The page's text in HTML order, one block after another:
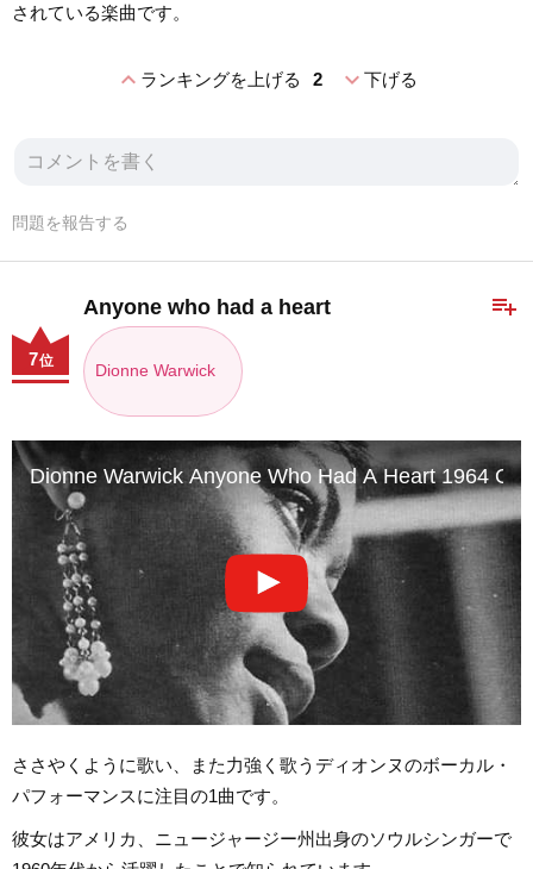
されている楽曲です。
expand_lessランキングを上げる 2 expand_more下げる
問題を報告する
playlist_add
Anyone who had a heart
Dionne Warwick
7位
Dionne Warwick Anyone Who Had A Heart 1964
ささやくように歌い、また力強く歌うディオンヌのボーカル・
パフォーマンスに注目の1曲です。
彼女はアメリカ、ニュージャージー州出身のソウルシンガーで